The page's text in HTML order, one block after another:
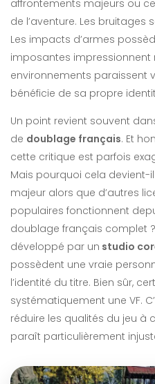
affrontements majeurs ou
de l’aventure. Les bruitages
Les impacts d’armes
imposantes impressionnent
environnements paraissent
bénéficie de sa propre
Un point revient souvent
de doublage français. Et
cette critique est parfois
Mais pourquoi cela
majeur alors que d’autres
populaires fonctionnent
doublage français complet
développé par un studio
possèdent une vraie
l’identité du titre. Bien sûr,
systématiquement une VF.
réduire les qualités du jeu à
paraît particulièrement